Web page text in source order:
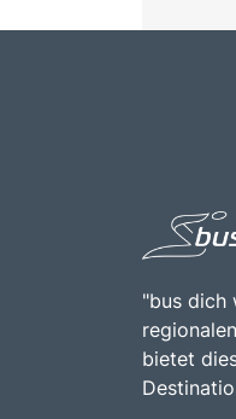
"bus dich
bietet